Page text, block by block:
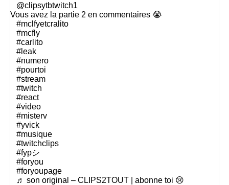
@clipsytbtwitch1
Vous avez la partie 2 en commentaires 😭
#mclfyetcralito
#mcfly
#carlito
#leak
#numero
#pourtoi
#stream
#twitch
#react
#video
#misterv
#yvick
#musique
#twitchclips
#fypシ
#foryou
#foryoupage
♬ son original – CLIPS2TOUT | abonne toi 😢